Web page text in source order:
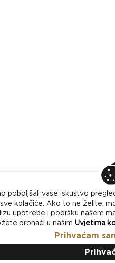
poboljšali vaše iskustvo
kolačiće. Ako to ne želite,
upotrebe i podršku našem
pronaći u našim Uvjetima
Prihvaćam